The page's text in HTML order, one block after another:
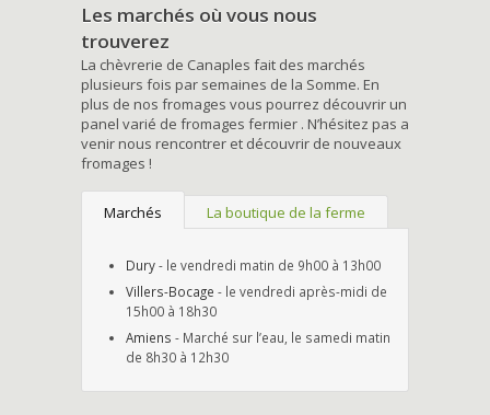
Les marchés où vous nous
trouverez
La chèvrerie de Canaples fait des marchés
plusieurs fois par semaines de la Somme. En
plus de nos fromages vous pourrez découvrir un
panel varié de fromages fermier . N’hésitez pas a
venir nous rencontrer et découvrir de nouveaux
fromages !
Marchés La boutique de la ferme
Dury- le vendredi matin de 9h00 à 13h00
Villers-Bocage - le vendredi après-midi de
15h00 à 18h30
Amiens - Marché sur l’eau, le samedi matin
de 8h30 à 12h30